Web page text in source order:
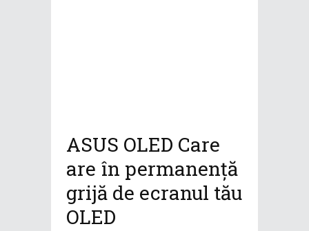
ASUS OLED Care
are în permanență
grijă de ecranul tău
OLED